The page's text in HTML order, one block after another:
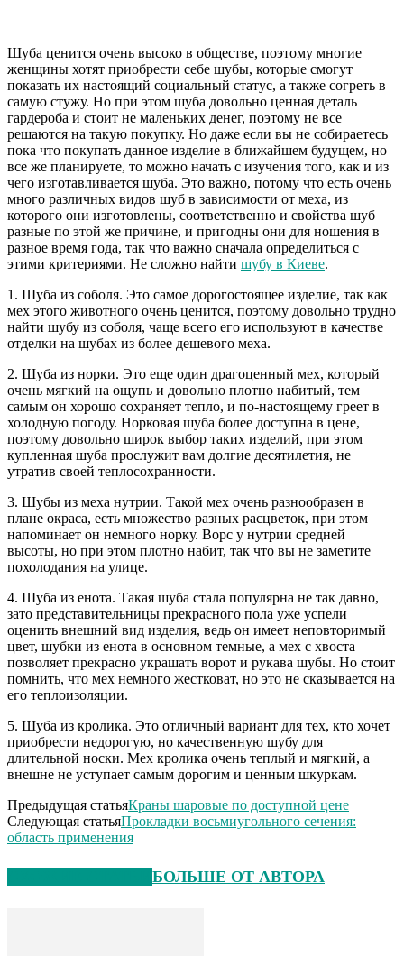
Шуба ценится очень высоко в обществе, поэтому многие
женщины хотят приобрести себе шубы, которые смогут
показать их настоящий социальный статус, а также согреть в
самую стужу. Но при этом шуба довольно ценная деталь
гардероба и стоит не маленьких денег, поэтому не все
решаются на такую покупку. Но даже если вы не собираетесь
пока что покупать данное изделие в ближайшем будущем, но
все же планируете, то можно начать с изучения того, как и из
чего изготавливается шуба. Это важно, потому что есть очень
много различных видов шуб в зависимости от меха, из
которого они изготовлены, соответственно и свойства шуб
разные по этой же причине, и пригодны они для ношения в
разное время года, так что важно сначала определиться с
этими критериями. Не сложно найти шубу в Киеве.
1. Шуба из соболя. Это самое дорогостоящее изделие, так как
мех этого животного очень ценится, поэтому довольно трудно
найти шубу из соболя, чаще всего его используют в качестве
отделки на шубах из более дешевого меха.
2. Шуба из норки. Это еще один драгоценный мех, который
очень мягкий на ощупь и довольно плотно набитый, тем
самым он хорошо сохраняет тепло, и по-настоящему греет в
холодную погоду. Норковая шуба более доступна в цене,
поэтому довольно широк выбор таких изделий, при этом
купленная шуба прослужит вам долгие десятилетия, не
утратив своей теплосохранности.
3. Шубы из меха нутрии. Такой мех очень разнообразен в
плане окраса, есть множество разных расцветок, при этом
напоминает он немного норку. Ворс у нутрии средней
высоты, но при этом плотно набит, так что вы не заметите
похолодания на улице.
4. Шуба из енота. Такая шуба стала популярна не так давно,
зато представительницы прекрасного пола уже успели
оценить внешний вид изделия, ведь он имеет неповторимый
цвет, шубки из енота в основном темные, а мех с хвоста
позволяет прекрасно украшать ворот и рукава шубы. Но стоит
помнить, что мех немного жестковат, но это не сказывается на
его теплоизоляции.
5. Шуба из кролика. Это отличный вариант для тех, кто хочет
приобрести недорогую, но качественную шубу для
длительной носки. Мех кролика очень теплый и мягкий, а
внешне не уступает самым дорогим и ценным шкуркам.
Предыдущая статьяКраны шаровые по доступной цене
Следующая статьяПрокладки восьмиугольного сечения:
область применения
БОЛЬШЕ ОТ АВТОРА